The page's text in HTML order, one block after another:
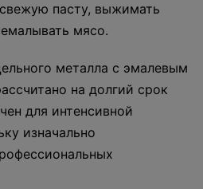
пасту, выжимать
мясо.
металла с эмалевым
на долгий срок
для интенсивной
изначально